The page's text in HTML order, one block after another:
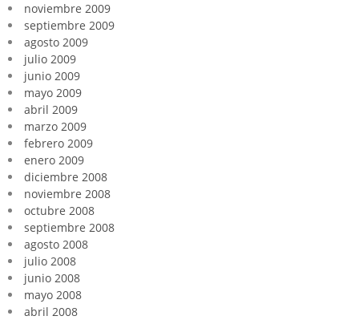
noviembre 2009
septiembre 2009
agosto 2009
julio 2009
junio 2009
mayo 2009
abril 2009
marzo 2009
febrero 2009
enero 2009
diciembre 2008
noviembre 2008
octubre 2008
septiembre 2008
agosto 2008
julio 2008
junio 2008
mayo 2008
abril 2008